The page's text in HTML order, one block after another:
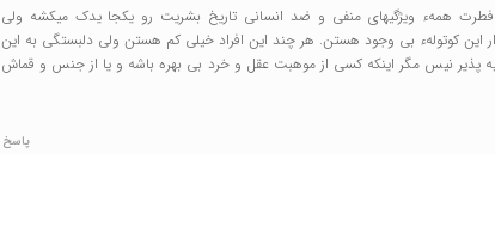
همهء ویژگیهای منفی و ضد انسانی تاریخ بشریت رو یکجا یدک میکشه ولی
این کوتولهء بی وجود هستن. هر چند این افراد خیلی کم‌‌ هستن ولی دلبستگی به این
پذیر نیس مگر اینکه کسی از موهبت عقل و خرد بی بهره باشه و یا از جنس و قماش
پاسخ